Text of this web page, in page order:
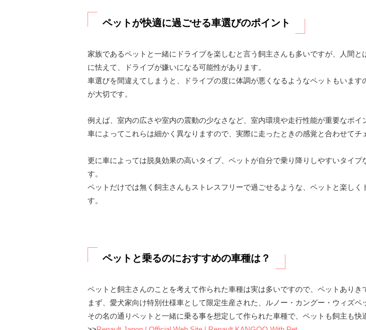
ペットが快適に過ごせる車選びのポイント
家族であるペットと一緒にドライブを楽しむと言う飼主さんも多いですが、人間
に怯えて、ドライブが嫌いになる可能性があります。
車選びを間違えてしまうと、ドライブの度に体調が悪くなるようなペットもいま
が大切です。
例えば、室内の広さや室内の震動の少なさなど、室内環境や走行性能が重要なポイ
車によってこれらは細かく異なりますので、実際に走ったときの感覚と合わせてチ
更に車によっては脱臭効果の高いタイプ、ペットが自分で乗り降りしやすいタイ
す。
ペットだけでは無く飼主さんもストレスフリーで過ごせるような、ペットと楽し
す。
ペットと乗るのにおすすめの車種は？
ペットと飼主さんのことを考えて作られた車種は実は多いですので、ペットあり
まず、愛犬家向け特別仕様車として限定生産された、ルノー・カングー・ウィズペ
その名の通りペットと一緒に乗る事を想定して作られた車種で、ペットも飼主も快